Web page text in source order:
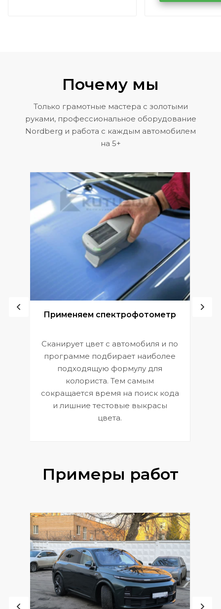
Volkswagen
Почему мы
Только грамотные мастера с золотыми
руками, профессиональное оборудование
Nordberg и работа с каждым автомобилем
на 5+
Применяем спектрофотометр
Сканирует цвет с автомобиля и по
программе подбирает наиболее
подходящую формулу для
колориста. Тем самым
сокращается время на поиск кода
и лишние тестовые выкрасы
цвета.
Примеры работ